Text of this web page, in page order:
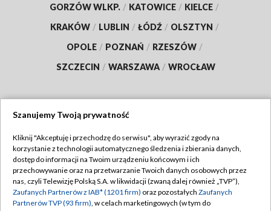
GORZÓW WLKP. / KATOWICE / KIELCE /
KRAKÓW / LUBLIN / ŁÓDŹ / OLSZTYN /
OPOLE / POZNAŃ / RZESZÓW /
SZCZECIN / WARSZAWA / WROCŁAW
TVP
Abonament TVP
Emisja w TVP
Regulamin TVP
Polityka prywatności
Szanujemy Twoją prywatność
Kliknij "Akceptuję i przechodzę do serwisu", aby wyrazić zgody na
korzystanie z technologii automatycznego śledzenia i zbierania danych,
dostęp do informacji na Twoim urządzeniu końcowym i ich
przechowywanie oraz na przetwarzanie Twoich danych osobowych przez
nas, czyli Telewizję Polską S.A. w likwidacji (zwaną dalej również „TVP”),
Zaufanych Partnerów z IAB* (1201 firm) oraz pozostałych Zaufanych
Partnerów TVP (93 firm), w celach marketingowych (w tym do